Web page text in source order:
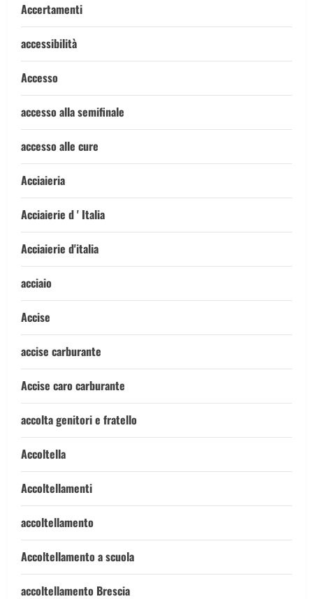
Accertamenti
accessibilità
Accesso
accesso alla semifinale
accesso alle cure
Acciaieria
Acciaierie d ' Italia
Acciaierie d'italia
acciaio
Accise
accise carburante
Accise caro carburante
accolta genitori e fratello
Accoltella
Accoltellamenti
accoltellamento
Accoltellamento a scuola
accoltellamento Brescia